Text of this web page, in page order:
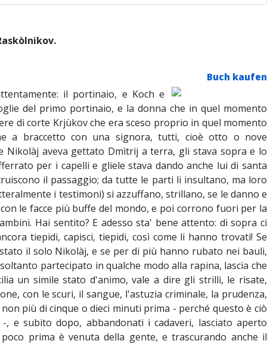
Buch kaufen
il portinaio, e Koch e
del primo portinaio, e la donna che in quel momento
di corte Krjùkov che era sceso proprio in quel momento
a braccetto con una signora, tutti, cioè otto o nove
Nikolàj aveva gettato Dmìtrij a terra, gli stava sopra e lo
per i capelli e gliele stava dando anche lui di santa
il passaggio; da tutte le parti li insultano, ma loro
i testimoni) si azzuffano, strillano, se le danno e
le facce più buffe del mondo, e poi corrono fuori per la
Hai sentito? E adesso sta' bene attento: di sopra ci
tiepidi, capisci, tiepidi, così come li hanno trovati! Se
il solo Nikolàj, e se per di più hanno rubato nei bauli,
partecipato in qualche modo alla rapina, lascia che
un simile stato d'animo, vale a dire gli strilli, le risate,
con le scuri, il sangue, l'astuzia criminale, la prudenza,
più di cinque o dieci minuti prima - perché questo è ciò
e subito dopo, abbandonati i cadaveri, lasciato aperto
prima è venuta della gente, e trascurando anche il